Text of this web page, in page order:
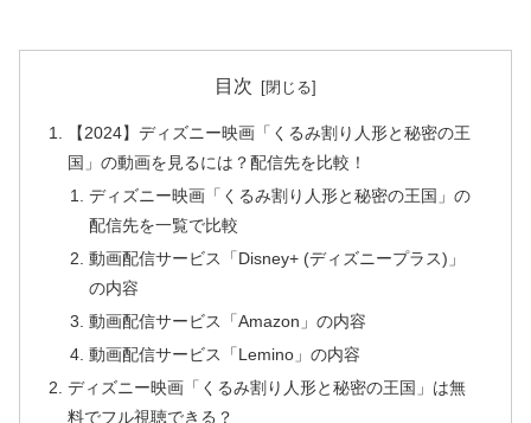
目次
【2024】ディズニー映画「くるみ割り人形と秘密の王
国」の動画を見るには？配信先を比較！
ディズニー映画「くるみ割り人形と秘密の王国」の
配信先を一覧で比較
動画配信サービス「Disney+ (ディズニープラス)」
の内容
動画配信サービス「Amazon」の内容
動画配信サービス「Lemino」の内容
ディズニー映画「くるみ割り人形と秘密の王国」は無
料でフル視聴できる？